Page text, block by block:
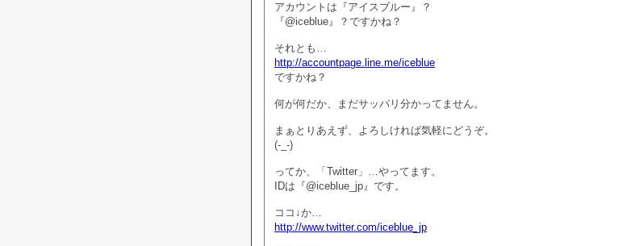
アカウントは『アイスブルー』？
『@iceblue』？ですかね？
それとも…
http://accountpage.line.me/iceblue
ですかね？
何が何だか、まだサッパリ分かってません。
まぁとりあえず、よろしければ気軽にどうぞ。
(-_-)
ってか、「Twitter」…やってます。
IDは『@iceblue_jp』です。
ココ↓か…
http://www.twitter.com/iceblue_jp